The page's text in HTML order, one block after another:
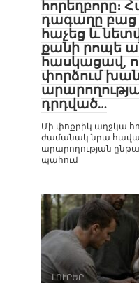
հորեղբորը։
դագաղը
հաչեց և
քանի րոպե
հասկացավ,
փորձում
դրդված…
Մի փոքրիկ աղջկա
ժամանակ նրա
արարողության
պահում
ԼՈՒՐԵՐ